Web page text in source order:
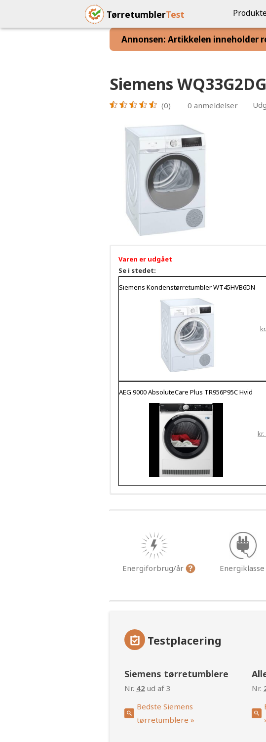
TørretumblerTest
Annonsen: Artikkelen inneholder
Siemens
(0) 0 anmeldelser
Varen er udgået
Se i stedet:
Siemens Kondenstørretumbler WT45HVB6DN
AEG 9000 AbsoluteCare Plus TR956P95C Hvid
kr.
Energiforbrug/år Energiklasse
Testplacering
Siemens tørretumblere
Nr. 42 ud af 3
Bedste Siemens
tørretumblere »
Nr.